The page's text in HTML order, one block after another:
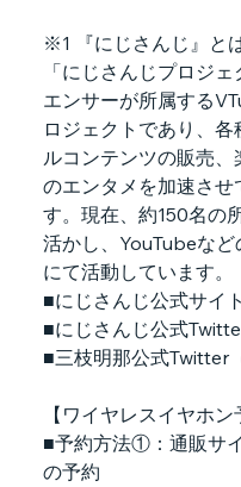
※1 『にじさんじ』と
「にじさんじプロジ
エンサーが所属する
ロジェクトであり、
ルコンテンツの販売
のエンタメを加速させ
す。現在、約150名の
活かし、YouTubeな
にて活動しています。
■にじさんじ公式サイ
■にじさんじ公式
■三枝明那公式Twitter
【ワイヤレスイヤホン
■予約方法①：通販サ
の予約